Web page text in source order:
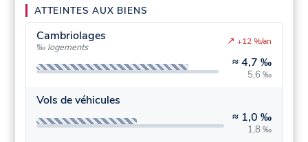
ATTEINTES AUX BIENS
Cambriolages
‰ logements
≈4,7 ‰
5,6 ‰
↗ +12 %/an
Vols de véhicules
≈ 1,0 ‰
1,8 ‰